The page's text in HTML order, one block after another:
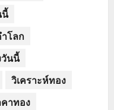
นี้
โลก
นนี้
วิเคราะห์ทอง
าทอง